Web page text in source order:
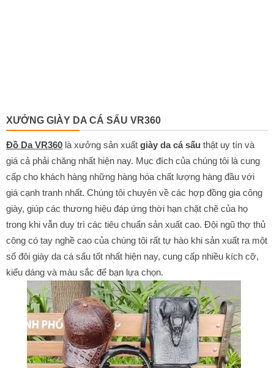
XƯỞNG GIÀY DA CÁ SẤU VR360
Đồ Da VR360 là xưởng sản xuất giày da cá sấu thật uy tín và
giá cả phải chăng nhất hiện nay. Mục đích của chúng tôi là cung
cấp cho khách hàng những hàng hóa chất lượng hàng đầu với
giá cạnh tranh nhất. Chúng tôi chuyên về các hợp đồng gia công
giày, giúp các thương hiệu đáp ứng thời hạn chặt chẽ của họ
trong khi vẫn duy trì các tiêu chuẩn sản xuất cao. Đội ngũ thợ thủ
công có tay nghề cao của chúng tôi rất tự hào khi sản xuất ra một
số đôi giày da cá sấu tốt nhất hiện nay, cung cấp nhiều kích cỡ,
kiểu dáng và màu sắc để bạn lựa chọn.